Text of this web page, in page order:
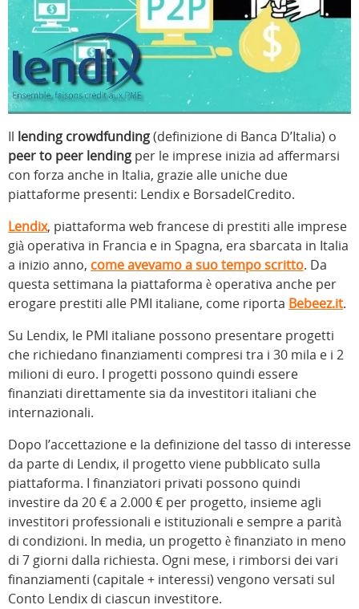
Il lending crowdfunding(definizione di Banca D’Italia) o
peer to peer lending per le imprese inizia ad affermarsi
con forza anche in Italia, grazie alle uniche due
piattaforme presenti: Lendix e BorsadelCredito.
Lendix, piattaforma web francese di prestiti alle imprese
già operativa in Francia e in Spagna, era sbarcata in Italia
a inizio anno, come avevamo a suo tempo scritto. Da
questa settimana la piattaforma è operativa anche per
erogare prestiti alle PMI italiane, come riporta Bebeez.it.
Su Lendix, le PMI italiane possono presentare progetti
che richiedano finanziamenti compresi tra i 30 mila e i 2
milioni di euro. I progetti possono quindi essere
finanziati direttamente sia da investitori italiani che
internazionali.
Dopo l’accettazione e la definizione del tasso di interesse
da parte di Lendix, il progetto viene pubblicato sulla
piattaforma. I finanziatori privati possono quindi
investire da 20 € a 2.000 € per progetto, insieme agli
investitori professionali e istituzionali e sempre a parità
di condizioni. In media, un progetto è finanziato in meno
di 7 giorni dalla richiesta. Ogni mese, i rimborsi dei vari
finanziamenti (capitale + interessi) vengono versati sul
Conto Lendix di ciascun investitore.